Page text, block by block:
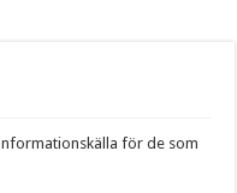
för de som